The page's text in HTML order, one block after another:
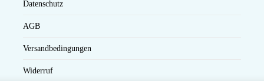
Datenschutz
AGB
Versandbedingungen
Widerruf